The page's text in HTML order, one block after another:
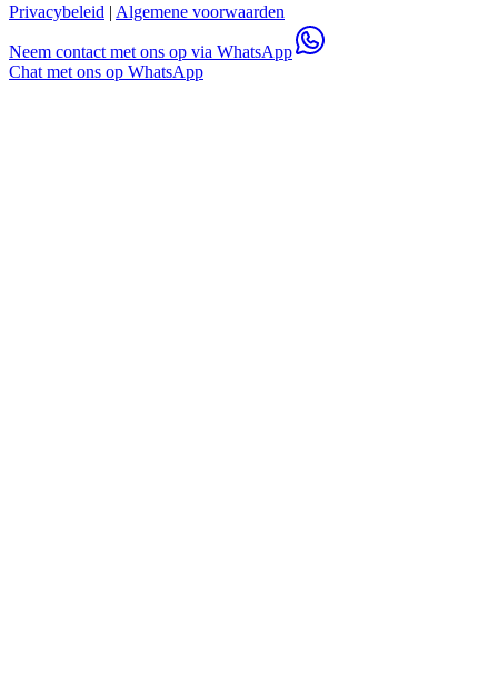
Privacybeleid | Algemene voorwaarden
Neem contact met ons op via WhatsApp
Chat met ons op WhatsApp